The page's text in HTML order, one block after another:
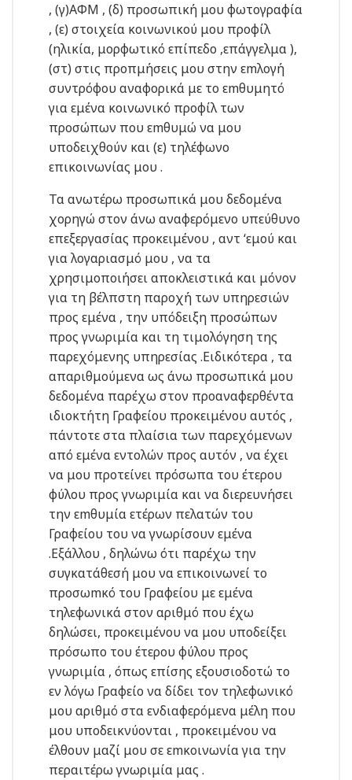
, (γ)ΑΦΜ , (δ) προσωπική μου φωτογραφία
, (ε) στοιχεία κοινωνικού μου προφίλ
(ηλικία, μορφωτικό επίπεδο ,επάγγελμα ),
(στ) στις προπμήσεις μου στην εmλογή
συντρόφου αναφορικά με το εmθυμητό
για εμένα κοινωνικό προφίλ των
προσώπων που εmθυμώ να μου
υποδειχθούν και (ε) τηλέφωνο
επικοινωνίας μου .
Τα ανωτέρω προσωπικά μου δεδομένα
χορηγώ στον άνω αναφερόμενο υπεύθυνο
επεξεργασίας προκειμένου , αντ ‘εμού και
για λογαριασμό μου , να τα
χρησιμοποιήσει αποκλειστικά και μόνον
για τη βέλπστη παροχή των υπηρεσιών
προς εμένα , την υπόδειξη προσώπων
προς γνωριμία και τη τιμολόγηση της
παρεχόμενης υπηρεσίας .Ειδικότερα , τα
απαριθμούμενα ως άνω προσωπικά μου
δεδομένα παρέχω στον προαναφερθέντα
ιδιοκτήτη Γραφείου προκειμένου αυτός ,
πάντοτε στα πλαίσια των παρεχόμενων
από εμένα εντολών προς αυτόν , να έχει
να μου προτείνει πρόσωπα του έτερου
φύλου προς γνωριμία και να διερευνήσει
την εmθυμία ετέρων πελατών του
Γραφείου του να γνωρίσουν εμένα
.Εξάλλου , δηλώνω ότι παρέχω την
συγκατάθεσή μου να επικοινωνεί το
προσωmκό του Γραφείου με εμένα
τηλεφωνικά στον αριθμό που έχω
δηλώσει, προκειμένου να μου υποδείξει
πρόσωπο του έτερου φύλου προς
γνωριμία , όπως επίσης εξουσιοδοτώ το
εν λόγω Γραφείο να δίδει τον τηλεφωνικό
μου αριθμό στα ενδιαφερόμενα μέλη που
μου υποδεικνύονται , προκειμένου να
έλθουν μαζί μου σε εmκοινωνία για την
περαιτέρω γνωριμία μας .